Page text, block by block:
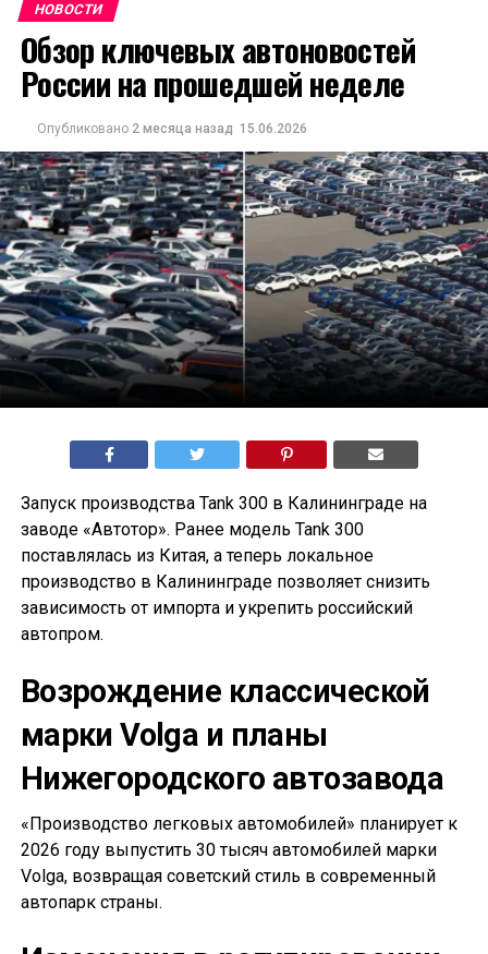
НОВОСТИ
Обзор ключевых автоновостей
России на прошедшей неделе
Опубликовано 2 месяца назад 15.06.2026
Запуск производства Tank 300 в Калининграде на
заводе «Автотор». Ранее модель Tank 300
поставлялась из Китая, а теперь локальное
производство в Калининграде позволяет снизить
зависимость от импорта и укрепить российский
автопром.
Возрождение классической
марки Volga и планы
Нижегородского автозавода
«Производство легковых автомобилей» планирует к
2026 году выпустить 30 тысяч автомобилей марки
Volga, возвращая советский стиль в современный
автопарк страны.